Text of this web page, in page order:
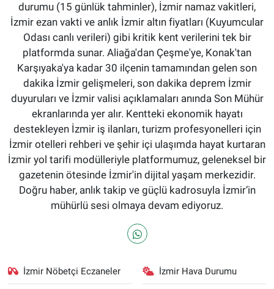
durumu (15 günlük tahminler), İzmir namaz vakitleri,
İzmir ezan vakti ve anlık İzmir altın fiyatları (Kuyumcular
Odası canlı verileri) gibi kritik kent verilerini tek bir
platformda sunar. Aliağa'dan Çeşme'ye, Konak'tan
Karşıyaka'ya kadar 30 ilçenin tamamından gelen son
dakika İzmir gelişmeleri, son dakika deprem İzmir
duyuruları ve İzmir valisi açıklamaları anında Son Mühür
ekranlarında yer alır. Kentteki ekonomik hayatı
destekleyen İzmir iş ilanları, turizm profesyonelleri için
İzmir otelleri rehberi ve şehir içi ulaşımda hayat kurtaran
İzmir yol tarifi modülleriyle platformumuz, geleneksel bir
gazetenin ötesinde İzmir'in dijital yaşam merkezidir.
Doğru haber, anlık takip ve güçlü kadrosuyla İzmir’in
mühürlü sesi olmaya devam ediyoruz.
İzmir Nöbetçi Eczaneler İzmir Hava Durumu